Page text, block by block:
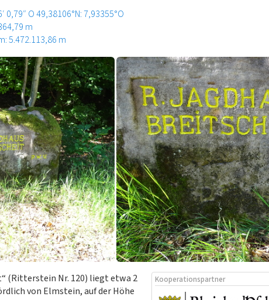
0,79″ O49,38106°N: 7,93355°O
m
5.472.113,86 m
Kooperationspartner
(Ritterstein Nr. 120) liegt etwa 2
von Elmstein, auf der Höhe